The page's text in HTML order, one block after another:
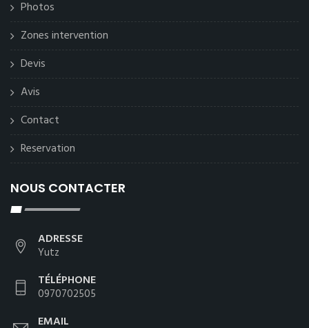
Photos
Zones intervention
Devis
Avis
Contact
Reservation
NOUS CONTACTER
ADRESSE
Yutz
TÉLÉPHONE
0970702505
EMAIL